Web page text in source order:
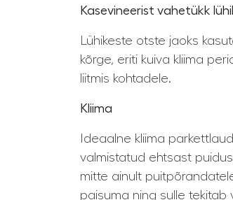
Kasevineerist vahetükk
Lühikeste otste jaoks
kõrge, eriti kuiva kliima
liitmis kohtadele.
Kliima
Ideaalne kliima
valmistatud ehtsast
mitte ainult
paisuma ning sulle tekitab